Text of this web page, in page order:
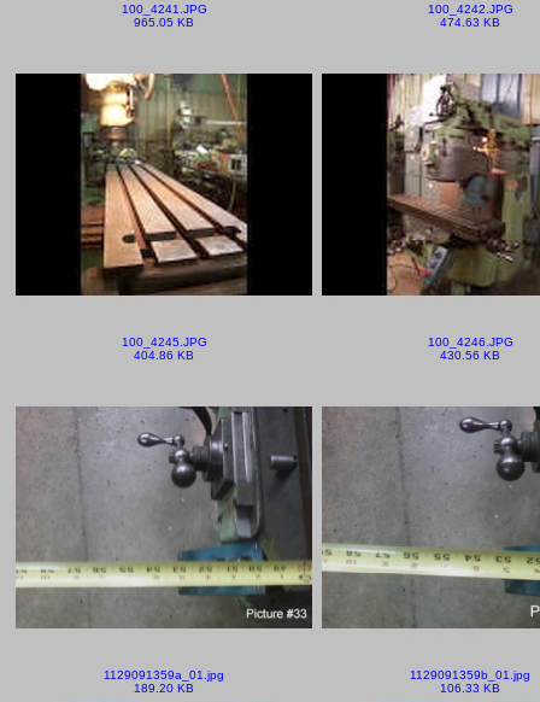
100_4241.JPG
965.05 KB
100_4242.JPG
474.63 KB
100_4245.JPG
404.86 KB
100_4246.JPG
430.56 KB
1129091359a_01.jpg
189.20 KB
1129091359b_01.jpg
106.33 KB